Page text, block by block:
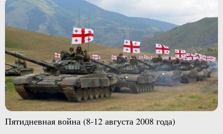
Пятидневная война (8-12 августа 2008 года)